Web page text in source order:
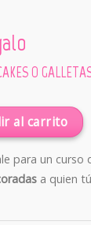
O
al carrito
para un curso
a quien